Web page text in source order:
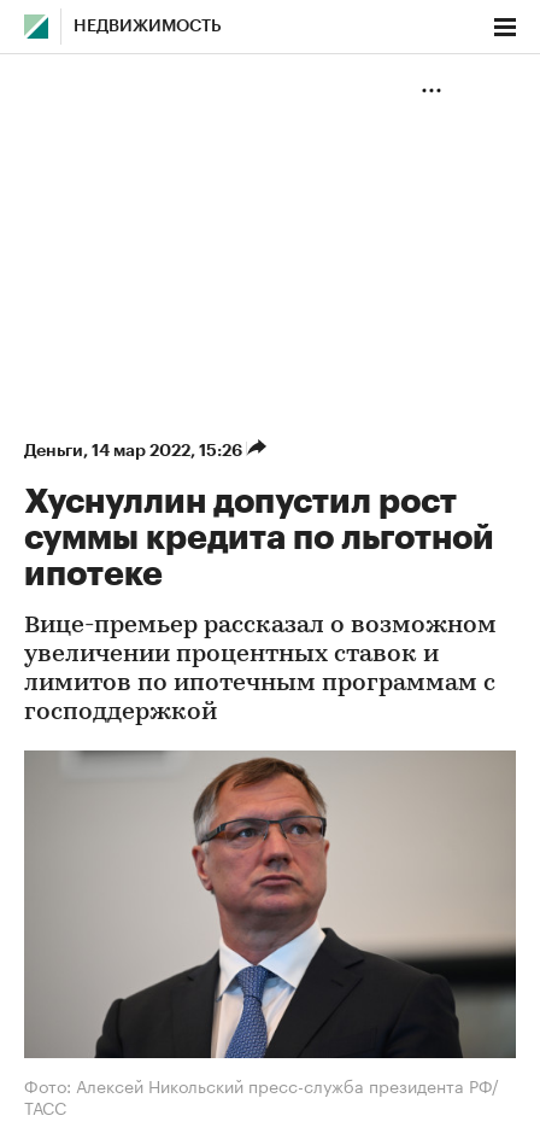
НЕДВИЖИМОСТЬ
Деньги⁠, 14 мар 2022, 15:26
Хуснуллин допустил рост
суммы кредита по льготной
ипотеке
Вице-премьер рассказал о возможном
увеличении процентных ставок и
лимитов по ипотечным программам с
господдержкой
Фото: Алексей Никольский пресс-служба президента РФ/
ТАСС